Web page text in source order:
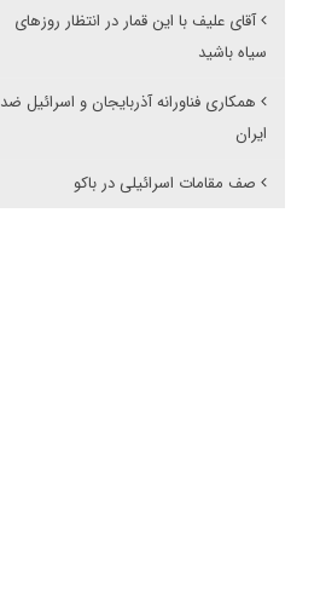
آقای علیف با این قمار در انتظار روزهای
سیاه باشید
همکاری فناورانه آذربایجان و اسرائیل ضد
ایران
صف مقامات اسرائیلی در باکو